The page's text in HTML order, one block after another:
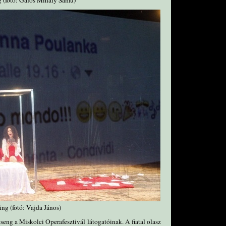
(fotó: Vajda János)
a Miskolci Operafesztivál látogatóinak. A fiatal olasz